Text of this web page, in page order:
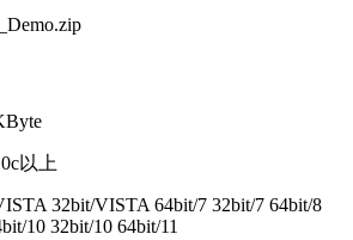
以上
32bit/VISTA 64bit/7 32bit/7 64bit/8
10 32bit/10 64bit/11